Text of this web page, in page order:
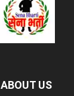
ABOUT US